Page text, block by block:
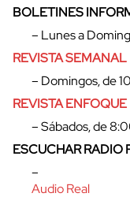
BOLETINES
– Lunes a
REVISTA SEMANAL
– Domingos, de
REVISTA ENFOQUE
– Sábados, de
ESCUCHAR RADIO
–
Audio Real